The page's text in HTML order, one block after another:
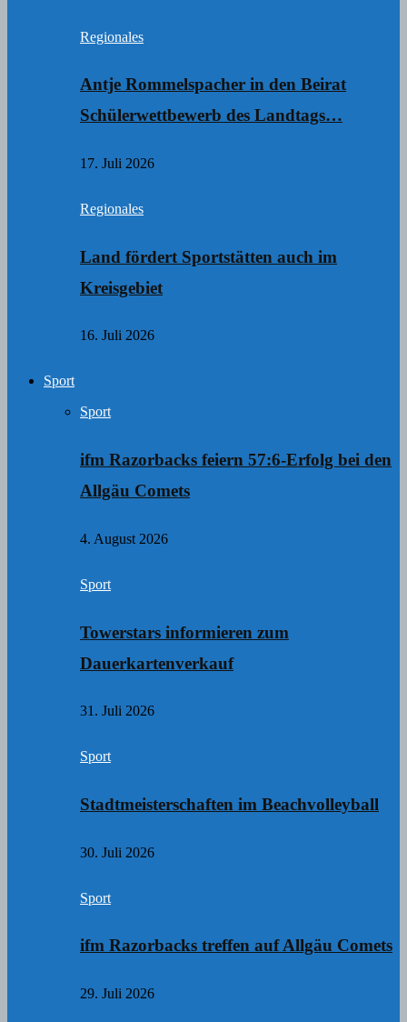
Regionales
Antje Rommelspacher in den Beirat
Schülerwettbewerb des Landtags…
17. Juli 2026
Regionales
Land fördert Sportstätten auch im
Kreisgebiet
16. Juli 2026
Sport
Sport
ifm Razorbacks feiern 57:6-Erfolg bei den
Allgäu Comets
4. August 2026
Sport
Towerstars informieren zum
Dauerkartenverkauf
31. Juli 2026
Sport
Stadtmeisterschaften im Beachvolleyball
30. Juli 2026
Sport
ifm Razorbacks treffen auf Allgäu Comets
29. Juli 2026